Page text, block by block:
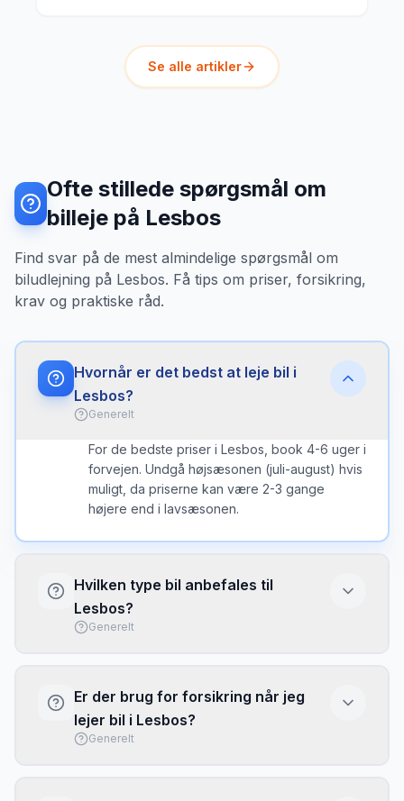
Se alle artikler
Ofte stillede spørgsmål om
billeje på Lesbos
Find svar på de mest almindelige spørgsmål om
biludlejning på Lesbos. Få tips om priser, forsikring,
krav og praktiske råd.
Hvornår er det bedst at leje bil i
Lesbos?
Generelt
For de bedste priser i Lesbos, book 4-6 uger i
forvejen. Undgå højsæsonen (juli-august) hvis
muligt, da priserne kan være 2-3 gange
højere end i lavsæsonen.
Hvilken type bil anbefales til
Lesbos?
Generelt
på grusveje - så er en SUV eller 4x4 bedre.
Er der brug for forsikring når jeg
lejer bil i Lesbos?
Generelt